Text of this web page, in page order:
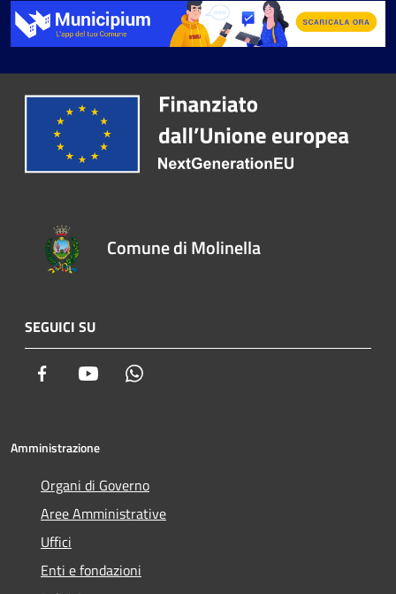
Comune di Molinella
SEGUICI SU
Facebook Youtube
Amministrazione
Organi di Governo
Aree Amministrative
Uffici
Enti e fondazioni